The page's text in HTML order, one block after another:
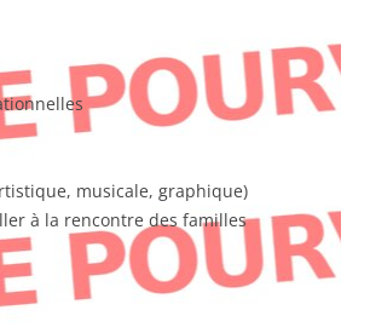
musicale, graphique)
à la rencontre des familles